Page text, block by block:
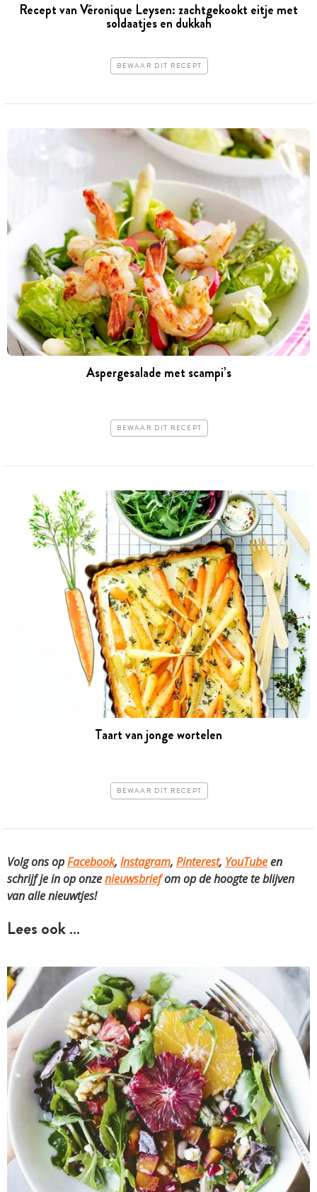
Recept van Véronique Leysen: zachtgekookt eitje met
soldaatjes en dukkah
BEWAAR DIT RECEPT
Aspergesalade met scampi’s
BEWAAR DIT RECEPT
Taart van jonge wortelen
BEWAAR DIT RECEPT
Volg ons opFacebook, Instagram, Pinterest, YouTubeen
schrijf je in op onzenieuwsbriefom op de hoogte te blijven
van alle nieuwtjes!
Lees ook …